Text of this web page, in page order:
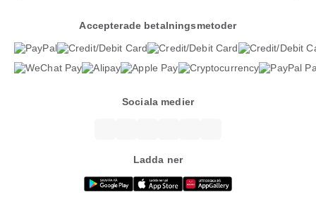
Accepterade betalningsmetoder
Sociala medier
Ladda ner